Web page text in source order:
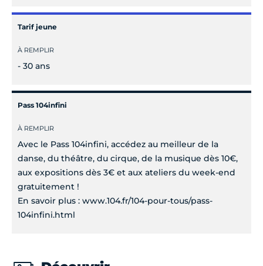
Tarif jeune
À REMPLIR
- 30 ans
Pass 104infini
À REMPLIR
Avec le Pass 104infini, accédez au meilleur de la
danse, du théâtre, du cirque, de la musique dès 10€,
aux expositions dès 3€ et aux ateliers du week-end
gratuitement !
En savoir plus : www.104.fr/104-pour-tous/pass-
104infini.html